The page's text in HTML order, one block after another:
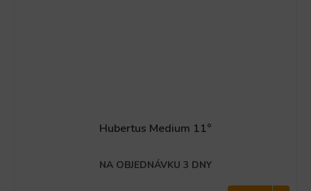
Hubertus Medium 11°
NA OBJEDNÁVKU 3 DNY